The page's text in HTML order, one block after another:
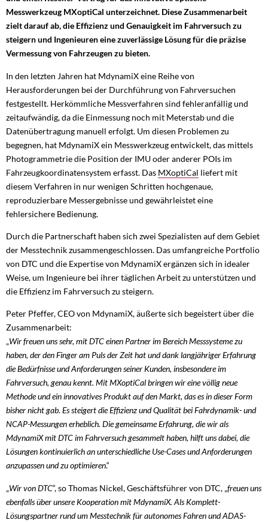
Messwerkzeug MXoptiCal unterzeichnet. Diese Zusammenarbeit
zielt darauf ab, die Effizienz und Genauigkeit im Fahrversuch zu
steigern und Ingenieuren eine zuverlässige Lösung für die präzise
Vermessung von Fahrzeugen zu bieten.
In den letzten Jahren hat MdynamiX eine Reihe von
Herausforderungen bei der Durchführung von Fahrversuchen
festgestellt. Herkömmliche Messverfahren sind fehleranfällig und
zeitaufwändig, da die Einmessung noch mit Meterstab und die
Datenübertragung manuell erfolgt. Um diesen Problemen zu
begegnen, hat MdynamiX ein Messwerkzeug entwickelt, das mittels
Photogrammetrie die Position der IMU oder anderer POIs im
Fahrzeugkoordinatensystem erfasst. Das MXoptiCal liefert mit
diesem Verfahren in nur wenigen Schritten hochgenaue,
reproduzierbare Messergebnisse und gewährleistet eine
fehlersichere Bedienung.
Durch die Partnerschaft haben sich zwei Spezialisten auf dem Gebiet
der Messtechnik zusammengeschlossen. Das umfangreiche Portfolio
von DTC und die Expertise von MdynamiX ergänzen sich in idealer
Weise, um Ingenieure bei ihrer täglichen Arbeit zu unterstützen und
die Effizienz im Fahrversuch zu steigern.
Peter Pfeffer, CEO von MdynamiX, äußerte sich begeistert über die
Zusammenarbeit:
„Wir freuen uns sehr, mit DTC einen Partner im Bereich Messsysteme zu
haben, der den Finger am Puls der Zeit hat und dank langjähriger Erfahrung
die Bedürfnisse und Anforderungen seiner Kunden, insbesondere im
Fahrversuch, genau kennt. Mit MXoptiCal bringen wir eine völlig neue
Methode und ein innovatives Produkt auf den Markt, das es in dieser Form
bisher nicht gab. Es steigert die Effizienz und Qualität bei Fahrdynamik- und
NCAP-Messungen erheblich. Die gemeinsame Erfahrung, die wir als
MdynamiX mit DTC im Fahrversuch gesammelt haben, hilft uns dabei, die
Lösungen kontinuierlich an unterschiedliche Use-Cases und Anforderungen
anzupassen und zu optimieren.“
„Wir von DTC“, so Thomas Nickel, Geschäftsführer von DTC, „freuen uns
ebenfalls über unsere Kooperation mit MdynamiX. Als Komplett-
Lösungspartner rund um Messtechnik für autonomes Fahren und ADAS-